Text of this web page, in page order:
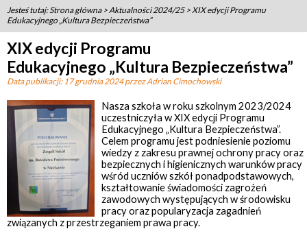
Jesteś tutaj:Strona główna>Aktualności 2024/25>XIX edycji Programu
Edukacyjnego „Kultura Bezpieczeństwa”
XIX edycji Programu
Edukacyjnego „Kultura Bezpieczeństwa”
Data publikacji:17 grudnia 2024przez Adrian Cimochowski
Nasza szkoła w roku szkolnym 2023/2024
uczestniczyła w XIX edycji Programu
Edukacyjnego „Kultura Bezpieczeństwa”.
Celem programu jest podniesienie poziomu
wiedzy z zakresu prawnej ochrony pracy oraz
bezpiecznych i higienicznych warunków pracy
wśród uczniów szkół ponadpodstawowych,
kształtowanie świadomości zagrożeń
zawodowych występujących w środowisku
pracy oraz popularyzacja zagadnień
związanych z przestrzeganiem prawa pracy.